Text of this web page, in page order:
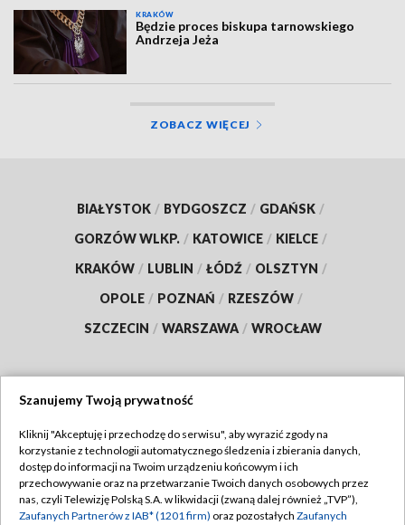
KRAKÓW
Będzie proces biskupa tarnowskiego
Andrzeja Jeża
ZOBACZ WIĘCEJ
BIAŁYSTOK / BYDGOSZCZ / GDAŃSK /
GORZÓW WLKP. / KATOWICE / KIELCE /
KRAKÓW / LUBLIN / ŁÓDŹ / OLSZTYN /
OPOLE / POZNAŃ / RZESZÓW /
SZCZECIN / WARSZAWA / WROCŁAW
TVP
Abonament TVP
Emisja w TVP
Regulamin TVP
Polityka prywatności
Szanujemy Twoją prywatność
Kliknij "Akceptuję i przechodzę do serwisu", aby wyrazić zgody na
korzystanie z technologii automatycznego śledzenia i zbierania danych,
dostęp do informacji na Twoim urządzeniu końcowym i ich
przechowywanie oraz na przetwarzanie Twoich danych osobowych przez
nas, czyli Telewizję Polską S.A. w likwidacji (zwaną dalej również „TVP”),
Zaufanych Partnerów z IAB* (1201 firm) oraz pozostałych Zaufanych